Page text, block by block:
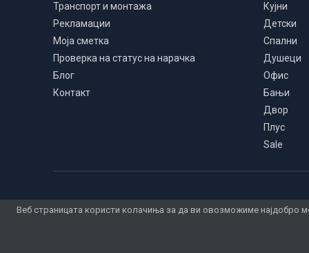
Транспорт и монтажа
Рекламации
Моја сметка
Проверка на статус на нарачка
Блог
Контакт
Кујни
Детски
Спални
Душеци
Офис
Бањи
Двор
Плус
Sale
Веб страницата користи колачиња за да ви овозможиме најдобро